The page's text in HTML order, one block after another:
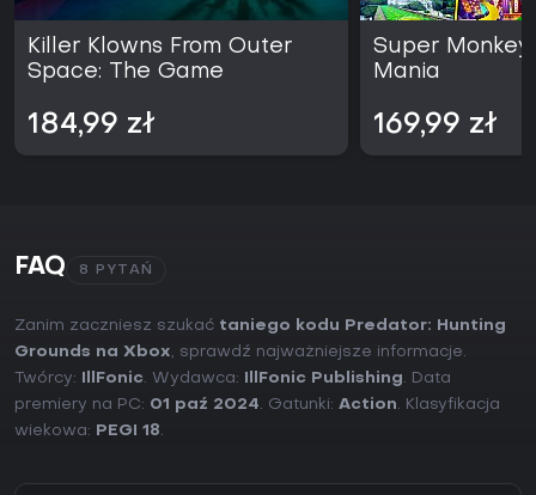
Killer Klowns From Outer
Space: The Game
184,99 zł
Super
Mania
169,99 zł
FAQ 8 PYTAŃ
Zanim zaczniesz szukać taniego kodu Predator: Hunting
Grounds na Xbox, sprawdź najważniejsze informacje.
Twórcy:
IllFonic. Wydawca: IllFonic Publishing. Data
premiery na PC: 01 paź 2024. Gatunki: Action. Klasyfikacja
wiekowa:
PEGI 18.